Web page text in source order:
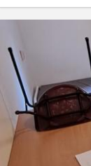
Chambre au
dans
Très bien situé: